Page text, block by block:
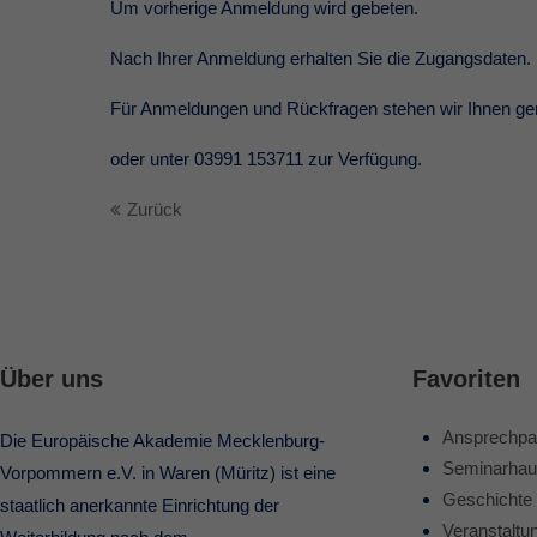
Um vorherige Anmeldung wird gebeten.
Nach Ihrer Anmeldung erhalten Sie die Zugangsdaten.
Für Anmeldungen und Rückfragen stehen wir Ihnen
oder unter 03991 153711 zur Verfügung.
Zurück
Über uns
Die Europäische Akademie Mecklenburg-
Vorpommern e.V. in Waren (Müritz) ist eine
staatlich anerkannte Einrichtung der
Favoriten
Geschichte